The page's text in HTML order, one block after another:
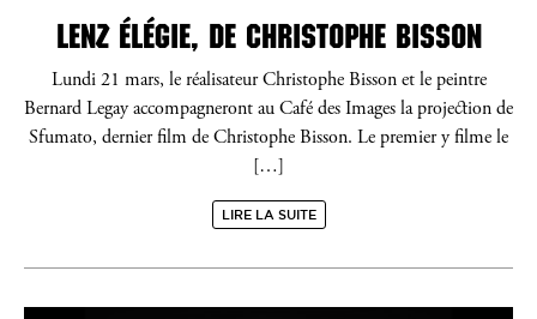
LENZ ÉLÉGIE, DE CHRISTOPHE BISSON
Lundi 21 mars, le réalisateur Christophe Bisson et le peintre
Bernard Legay accompagneront au Café des Images la projection de
Sfumato, dernier film de Christophe Bisson. Le premier y filme le
[…]
LIRE LA SUITE